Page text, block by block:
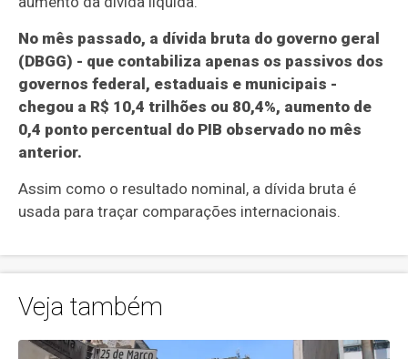
No mês passado, a dívida bruta do governo geral
(DBGG) - que contabiliza apenas os passivos dos
governos federal, estaduais e municipais -
chegou a R$ 10,4 trilhões ou 80,4%, aumento de
0,4 ponto percentual do PIB observado no mês
anterior.
Assim como o resultado nominal, a dívida bruta é
usada para traçar comparações internacionais.
Veja também